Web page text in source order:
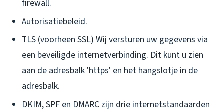
firewall.
Autorisatiebeleid.
TLS (voorheen SSL) Wij versturen uw gegevens via
een beveiligde internetverbinding. Dit kunt u zien
aan de adresbalk 'https' en het hangslotje in de
adresbalk.
DKIM, SPF en DMARC zijn drie internetstandaarden